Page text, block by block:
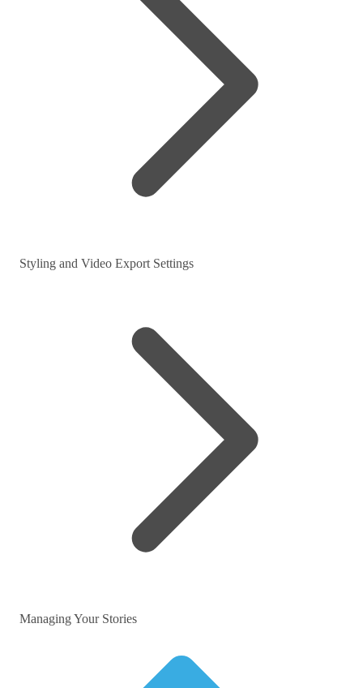
Styling and Video Export Settings
Managing Your Stories